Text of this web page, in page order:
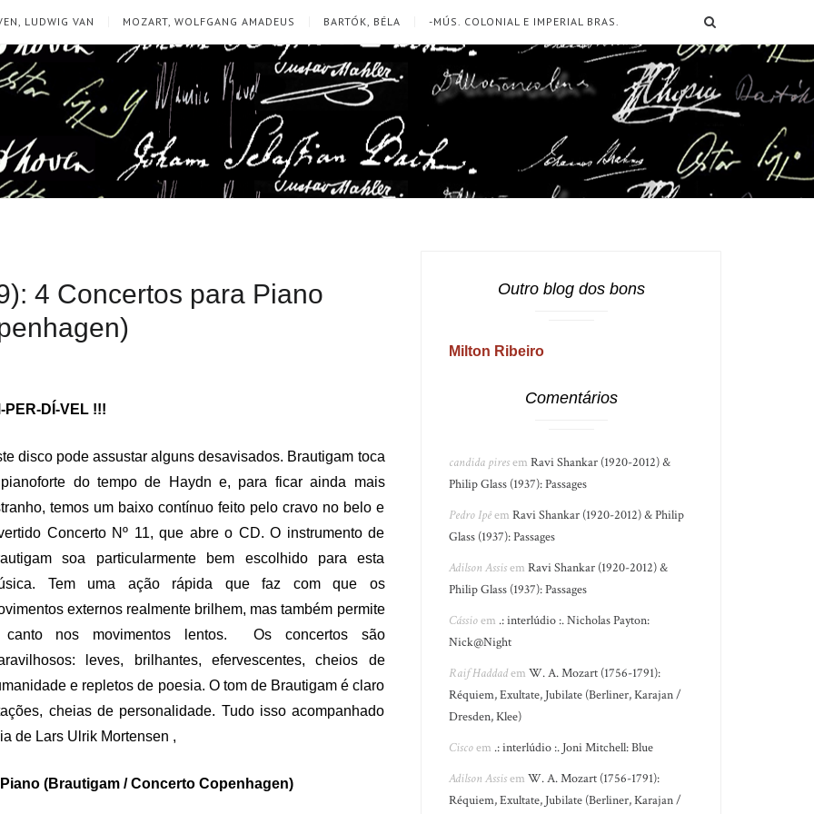
LUDWIG VAN MOZART, WOLFGANG AMADEUS BARTÓK, BÉLA -MÚS. COLONIAL E IMPERIAL BRAS.
4 Concertos para Piano
PER-DÍ-VEL !!!
disco pode assustar alguns desavisados. Brautigam toca
do tempo de Haydn e, para ficar ainda mais
temos um baixo contínuo feito pelo cravo no belo e
Concerto Nº 11, que abre o CD. O instrumento de
soa particularmente bem escolhido para esta
Tem uma ação rápida que faz com que os
externos realmente brilhem, mas também permite
nos movimentos lentos. Os concertos são
leves, brilhantes, efervescentes, cheios de
e repletos de poesia. O tom de Brautigam é claro
cheias de personalidade. Tudo isso acompanhado
de Lars Ulrik Mortensen ,
(Brautigam / Concerto Copenhagen)
Outro blog dos bons
Milton Ribeiro
Comentários
candida piresemRavi Shankar (1920-2012) &
Philip Glass (1937): Passages
Pedro IpêemRavi Shankar (1920-2012) & Philip
Glass (1937): Passages
Adilson AssisemRavi Shankar (1920-2012) &
Philip Glass (1937): Passages
Cássioem .: interlúdio :. Nicholas Payton:
Nick@Night
Raif HaddademW. A. Mozart (1756-1791):
Réquiem, Exultate, Jubilate (Berliner, Karajan /
Dresden, Klee)
Ciscoem .: interlúdio :. Joni Mitchell: Blue
Adilson AssisemW. A. Mozart (1756-1791):
Réquiem, Exultate, Jubilate (Berliner, Karajan /